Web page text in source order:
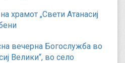
храмот „Свети Атанасиј
вечерна Богослужба во
Велики“, во село